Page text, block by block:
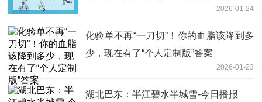
2026-01-24
化验单不再“一刀切”！你的血脂该降到多
少，现在有了“个人定制版”答案
2026-01-23
湖北巴东：半江碧水半城雪-今日播报